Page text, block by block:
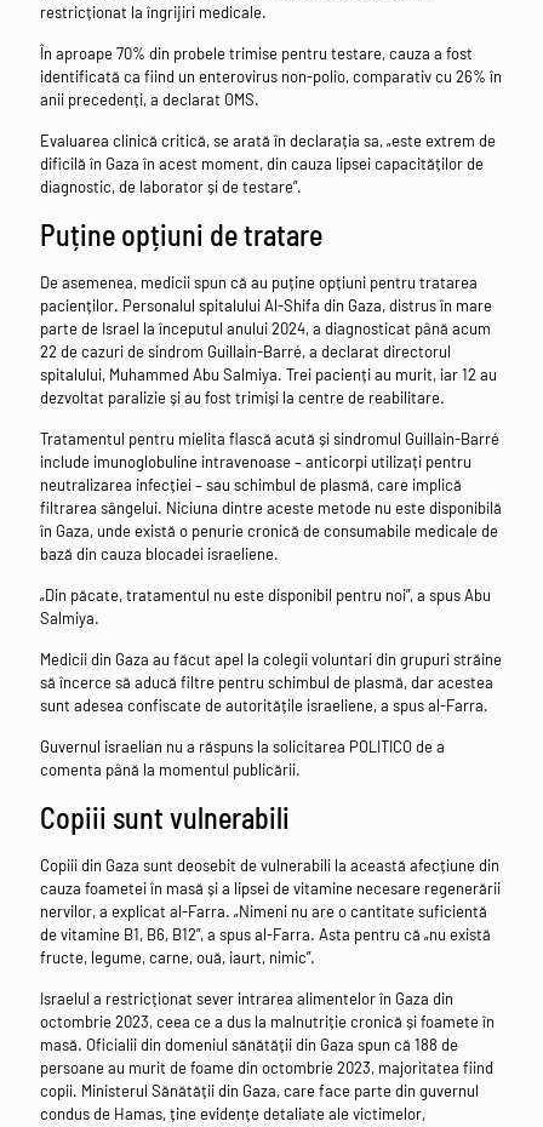
restricționat la îngrijiri medicale.
În aproape 70% din probele trimise pentru testare, cauza a fost
identificată ca fiind un enterovirus non-polio, comparativ cu 26% în
anii precedenți, a declarat OMS.
Evaluarea clinică critică, se arată în declarația sa, „este extrem de
dificilă în Gaza în acest moment, din cauza lipsei capacităților de
diagnostic, de laborator și de testare”.
Puține opțiuni de tratare
De asemenea, medicii spun că au puține opțiuni pentru tratarea
pacienților. Personalul spitalului Al-Shifa din Gaza, distrus în mare
parte de Israel la începutul anului 2024, a diagnosticat până acum
22 de cazuri de sindrom Guillain-Barré, a declarat directorul
spitalului, Muhammed Abu Salmiya. Trei pacienți au murit, iar 12 au
dezvoltat paralizie și au fost trimiși la centre de reabilitare.
Tratamentul pentru mielita flască acută și sindromul Guillain-Barré
include imunoglobuline intravenoase – anticorpi utilizați pentru
neutralizarea infecției – sau schimbul de plasmă, care implică
filtrarea sângelui. Niciuna dintre aceste metode nu este disponibilă
în Gaza, unde există o penurie cronică de consumabile medicale de
bază din cauza blocadei israeliene.
„Din păcate, tratamentul nu este disponibil pentru noi”, a spus Abu
Salmiya.
Medicii din Gaza au făcut apel la colegii voluntari din grupuri străine
să încerce să aducă filtre pentru schimbul de plasmă, dar acestea
sunt adesea confiscate de autoritățile israeliene, a spus al-Farra.
Guvernul israelian nu a răspuns la solicitarea POLITICO de a
comenta până la momentul publicării.
Copiii sunt vulnerabili
Copiii din Gaza sunt deosebit de vulnerabili la această afecțiune din
cauza foametei în masă și a lipsei de vitamine necesare regenerării
nervilor, a explicat al-Farra. „Nimeni nu are o cantitate suficientă
de vitamine B1, B6, B12”, a spus al-Farra. Asta pentru că „nu există
fructe, legume, carne, ouă, iaurt, nimic”.
Israelul a restricționat sever intrarea alimentelor în Gaza din
octombrie 2023, ceea ce a dus la malnutriție cronică și foamete în
masă. Oficialii din domeniul sănătății din Gaza spun că 188 de
persoane au murit de foame din octombrie 2023, majoritatea fiind
copii. Ministerul Sănătății din Gaza, care face parte din guvernul
condus de Hamas, ține evidențe detaliate ale victimelor,